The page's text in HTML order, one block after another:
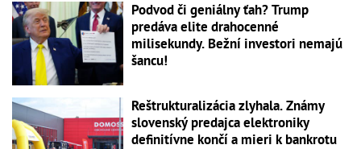
Podvod či geniálny ťah? Trump
predáva elite drahocenné
milisekundy. Bežní investori nemajú
šancu!
Reštrukturalizácia zlyhala. Známy
slovenský predajca elektroniky
definitívne končí a mieri k bankrotu